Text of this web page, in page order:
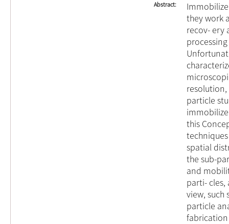
Abstract
they work
recov- ery
particle
this
spatial
the sub-
and
parti-
view,
particle